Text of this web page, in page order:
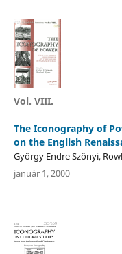
Vol. VIII.
The Iconography of
on the English
György Endre Szőnyi,
január 1, 2000